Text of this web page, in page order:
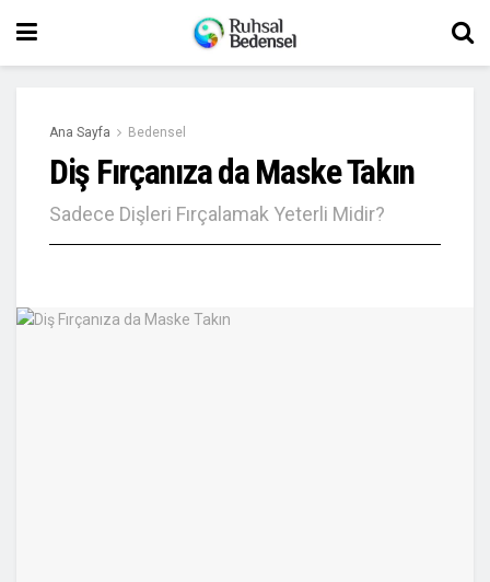
Ana Sayfa Bedensel
Diş Fırçanıza da Maske Takın
Sadece Dişleri Fırçalamak Yeterli Midir?